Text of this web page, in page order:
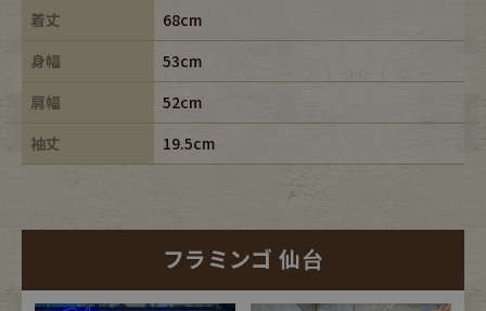
着丈
68cm
身幅
53cm
肩幅
52cm
袖丈
19.5cm
フラミンゴ 仙台